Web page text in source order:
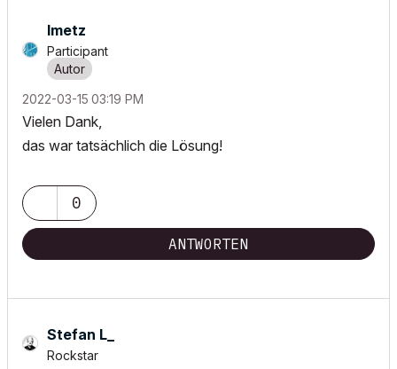
lmetz
Participant
‎2022-03-15 03:19 PM
Vielen Dank,
das war tatsächlich die Lösung!
0
ANTWORTEN
Stefan L_
Rockstar